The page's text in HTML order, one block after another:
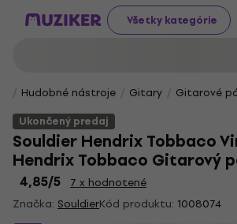
Všetky kategórie
Hudobné nástroje Gitary Gitarové
Ukončený predaj
Souldier Hendrix Tobbaco
Hendrix Tobbaco Gitarový
4,85/5
7 x hodnotené
Značka: SouldierKód produktu: 1008074